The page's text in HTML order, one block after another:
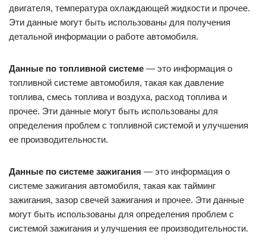
двигателя, температура охлаждающей жидкости и прочее.
Эти данные могут быть использованы для получения
детальной информации о работе автомобиля.
Данные по топливной системе — это информация о
топливной системе автомобиля, такая как давление
топлива, смесь топлива и воздуха, расход топлива и
прочее. Эти данные могут быть использованы для
определения проблем с топливной системой и улучшения
ее производительности.
Данные по системе зажигания — это информация о
системе зажигания автомобиля, такая как тайминг
зажигания, зазор свечей зажигания и прочее. Эти данные
могут быть использованы для определения проблем с
системой зажигания и улучшения ее производительности.